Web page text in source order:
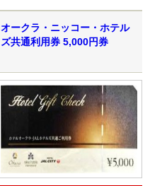
オークラ・ニッコー・ホテル
ズ共通利用券 5,000円券